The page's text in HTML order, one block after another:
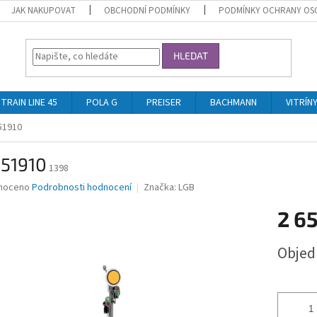
JAK NAKUPOVAT OBCHODNÍ PODMÍNKY PODMÍNKY OCHRANY
HLEDAT
TRAIN LINE 45 POLA G PREISER BACHMANN
1398
Podrobnosti hodnocení Značka: LGB
2
cena: